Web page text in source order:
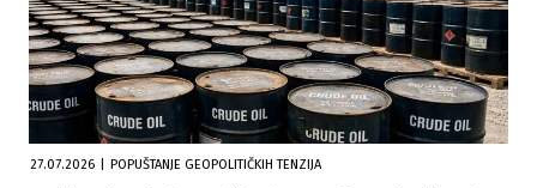
27.07.2026 POPUŠTANJE GEOPOLITIČKIH TENZIJA